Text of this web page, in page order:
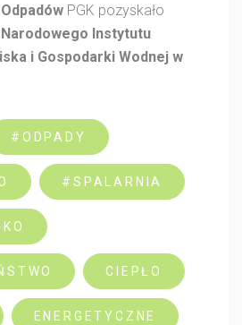
PGK pozyskało
Narodowego Instytutu
i Gospodarki Wodnej w
#ODPADY
#SPALARNIA
CIEPŁO
ENERGETYCZNE